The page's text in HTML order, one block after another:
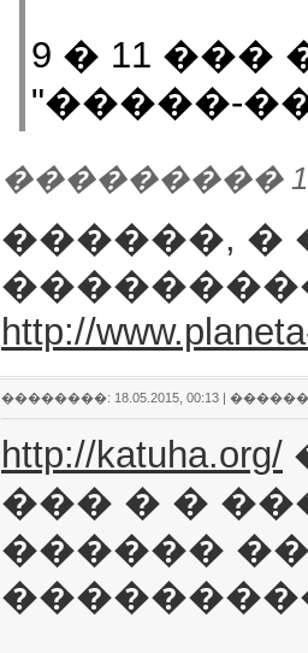
9 � 11
"�����-
���������
������, �
http://
��������: 18.05.2015, 00:13 |
http://katuha.org/
��� � �
������